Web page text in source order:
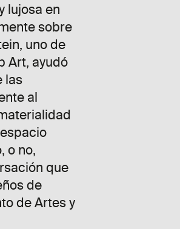
lujosa en
sobre
uno de
Art, ayudó
las
al
o no,
que
de
de Artes y